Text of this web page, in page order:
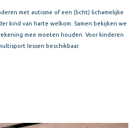
met autisme of een (licht) lichamelijke
kind van harte welkom. Samen bekijken we
mee moeten houden. Voor kinderen
lessen beschikbaar.